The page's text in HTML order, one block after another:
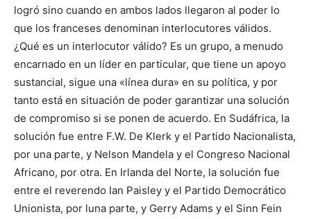
logró sino cuando en ambos lados llegaron al poder lo
que los franceses denominan interlocutores válidos.
¿Qué es un interlocutor válido? Es un grupo, a menudo
encarnado en un líder en particular, que tiene un apoyo
sustancial, sigue una «línea dura» en su política, y por
tanto está en situación de poder garantizar una solución
de compromiso si se ponen de acuerdo. En Sudáfrica, la
solución fue entre F.W. De Klerk y el Partido Nacionalista,
por una parte, y Nelson Mandela y el Congreso Nacional
Africano, por otra. En Irlanda del Norte, la solución fue
entre el reverendo Ian Paisley y el Partido Democrático
Unionista, por luna parte, y Gerry Adams y el Sinn Fein